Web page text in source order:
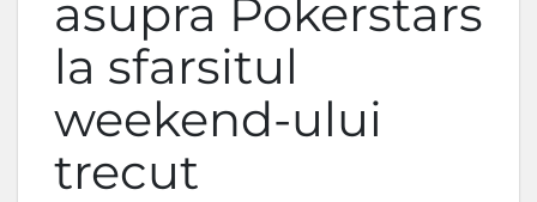
asupra Pokerstars
la sfarsitul
weekend-ului
trecut